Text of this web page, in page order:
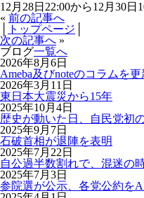
12月28日22:00から12月30
« 前の記事へ
トップページ
次の記事へ »
ブログ一覧へ
2026年8月6日
Ameba及びnoteのコラムを更
2026年3月11日
東日本大震災から15年
2025年10月4日
歴史が動いた日、自民党初
2025年9月7日
石破首相が退陣を表明
2025年7月22日
自公過半数割れで、混迷の
2025年7月3日
参院選が公示、各党公約を